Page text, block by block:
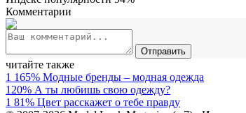
Комментарии
Отправить
читайте также
1 165% Модные бренды – модная одежда
120% А ты любишь свою одежду?
1 81% Цвет расскажет о тебе правду